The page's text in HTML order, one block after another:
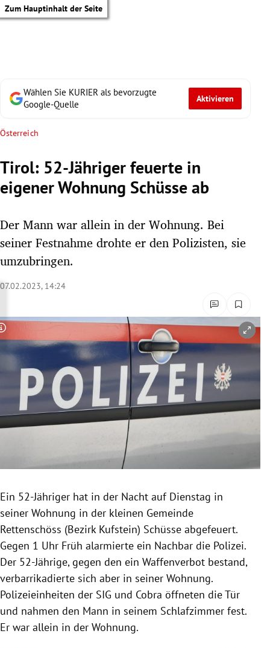
Zum Hauptinhalt der Seite
Untermenü
Untermenü
Untermenü
Untermenü
Untermenü
Untermenü
Untermenü
Wählen Sie KURIER als bevorzugte
Google-Quelle
Aktivieren
Österreich
Tirol: 52-Jähriger feuerte in
eigener Wohnung Schüsse ab
Der Mann war allein in der Wohnung. Bei
seiner Festnahme drohte er den Polizisten, sie
umzubringen.
07.02.2023, 14:24
Copyright-Hinweis öffnen/schließen
Ein 52-Jähriger hat in der Nacht auf Dienstag in
seiner Wohnung in der kleinen Gemeinde
Rettenschöss (Bezirk Kufstein) Schüsse abgefeuert.
Gegen 1 Uhr Früh alarmierte ein Nachbar die Polizei.
Der 52-Jährige, gegen den ein Waffenverbot bestand,
verbarrikadierte sich aber in seiner Wohnung.
Polizeieinheiten der SIG und Cobra öffneten die Tür
und nahmen den Mann in seinem Schlafzimmer fest.
Er war allein in der Wohnung.